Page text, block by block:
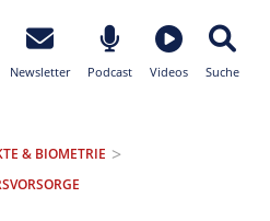
Newsletter Podcast Videos Suche
& BIOMETRIE